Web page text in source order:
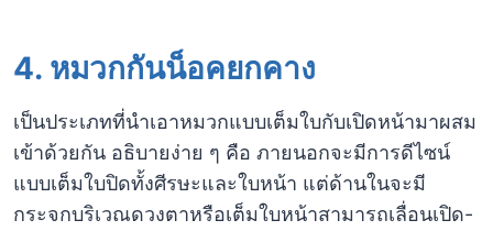
4. หมวกกันน็อคยกคาง
เป็นประเภทที่นำเอาหมวกแบบเต็มใบกับเปิดหน้ามาผสม
เข้าด้วยกัน อธิบายง่าย ๆ คือ ภายนอกจะมีการดีไซน์
แบบเต็มใบปิดทั้งศีรษะและใบหน้า แต่ด้านในจะมี
กระจกบริเวณดวงตาหรือเต็มใบหน้าสามารถเลื่อนเปิด-